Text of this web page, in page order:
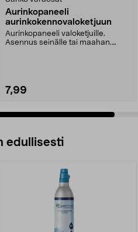
Aurinkopaneeli
aurinkokennovaloketjuun
Aurinkopaneeli valoketjuille.
Asennus seinälle tai maahan.
7,99
edullisesti